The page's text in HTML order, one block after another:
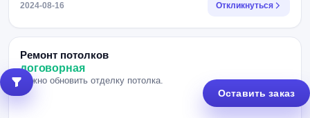
2024-08-16 Откликнуться
Ремонт потолков
договорная
Нужно обновить отделку потолка.
Оставить заказ